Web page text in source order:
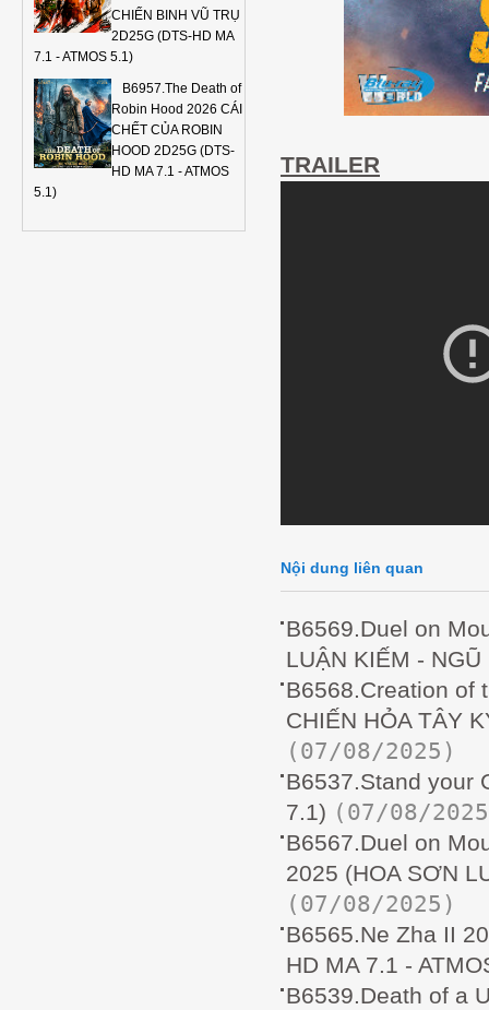
CHIẾN BINH VŨ TRỤ
2D25G (DTS-HD MA
7.1 - ATMOS 5.1)
B6957.The Death of
Robin Hood 2026 CÁI
CHẾT CỦA ROBIN
HOOD 2D25G (DTS-
HD MA 7.1 - ATMOS
5.1)
TRAILER
Nội dung liên quan
B6569.Duel on
LUẬN KIẾM -
B6568.Creation of
CHIẾN HỎA TÂY
(07/08/2025)
B6537.Stand your
7.1) (07/08/
B6567.Duel on
2025 (HOA SƠN
(07/08/2025)
B6565.Ne Zha II
HD MA 7.1 -
B6539.Death of a